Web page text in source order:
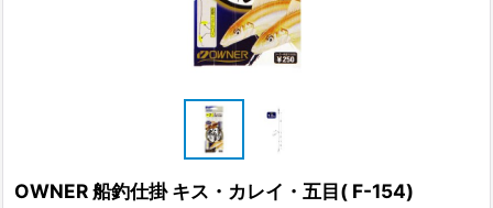
OWNER 船釣仕掛 キス・カレイ・五目( F-154)